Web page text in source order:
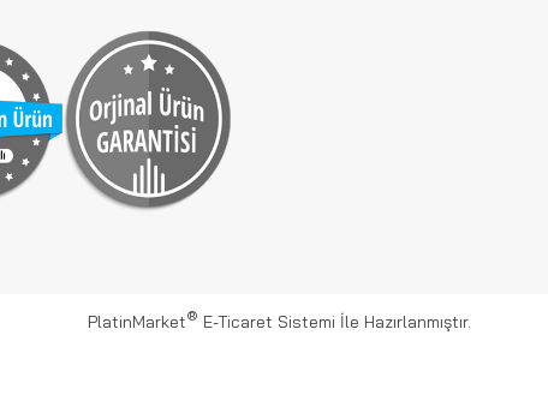
PlatinMarket® E-Ticaret Sistemi İle Hazırlanmıştır.